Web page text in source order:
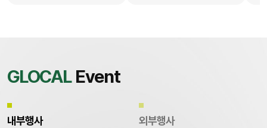
56명 나
GLOCALEvent
내부행사 외부행사